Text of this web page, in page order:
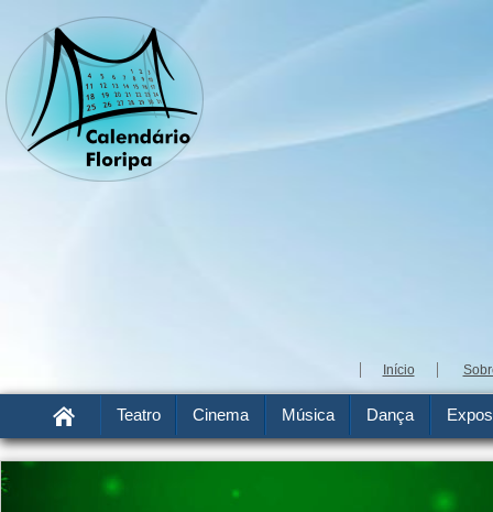
Início
Teatro Cinema Música Dança